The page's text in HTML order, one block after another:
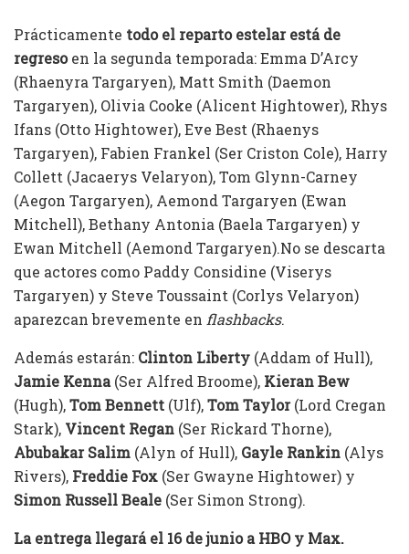
Prácticamente todo el reparto estelar está de
regresoen la segunda temporada: Emma D’Arcy
(Rhaenyra Targaryen), Matt Smith (Daemon
Targaryen), Olivia Cooke (Alicent Hightower), Rhys
Ifans (Otto Hightower), Eve Best (Rhaenys
Targaryen), Fabien Frankel (Ser Criston Cole), Harry
Collett (Jacaerys Velaryon), Tom Glynn-Carney
(Aegon Targaryen), Aemond Targaryen (Ewan
Mitchell), Bethany Antonia (Baela Targaryen) y
Ewan Mitchell (Aemond Targaryen).No se descarta
que actores como Paddy Considine (Viserys
Targaryen) y Steve Toussaint (Corlys Velaryon)
aparezcan brevemente en flashbacks.
Además estarán: Clinton Liberty (Addam of Hull),
Jamie Kenna(Ser Alfred Broome), Kieran Bew
(Hugh),Tom Bennett (Ulf),Tom Taylor(Lord Cregan
Stark), Vincent Regan (Ser Rickard Thorne),
Abubakar Salim (Alyn of Hull), Gayle Rankin (Alys
Rivers), Freddie Fox (Ser Gwayne Hightower) y
Simon Russell Beale (Ser Simon Strong).
La entrega llegará el 16 de junio a HBO y Max.